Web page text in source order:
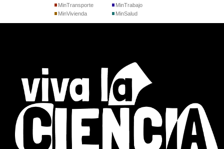
MinTransporte
MinVivienda
MinTrabajo
MinSalud